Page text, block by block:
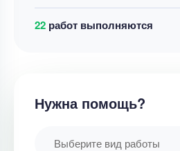
22 работ выполняются
Нужна помощь?
Выберите вид работы